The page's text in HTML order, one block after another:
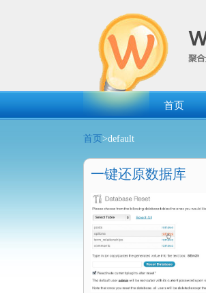
首页
首页 >default
一键还原数据库